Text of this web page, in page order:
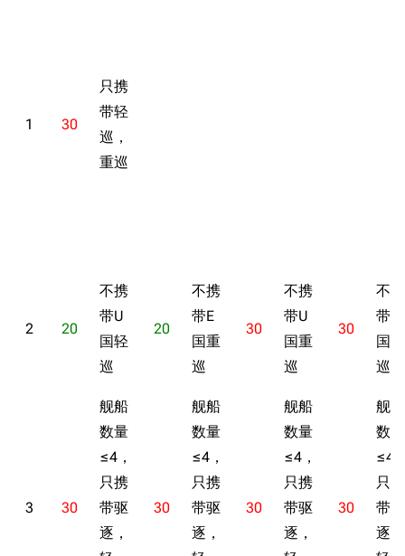
1 30
只携
带轻
巡，
重巡
2 20
不携
带U
国轻
巡
20
不携
带E
国重
巡
30
不携
带U
国重
巡
30
不携
带E
国轻
巡船
3 30
舰船
数量
≤4，
只携
带驱
逐，
30
舰船
数量
≤4，
只携
带驱
逐，
30
舰船
数量
≤4，
只携
带驱
逐，
30
舰船
数量
≤4
只携
带驱
逐，